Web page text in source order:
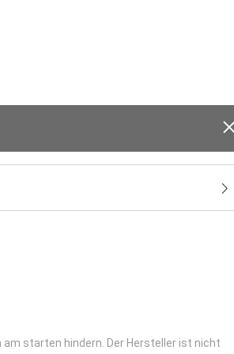
am starten hindern. Der Hersteller ist nicht